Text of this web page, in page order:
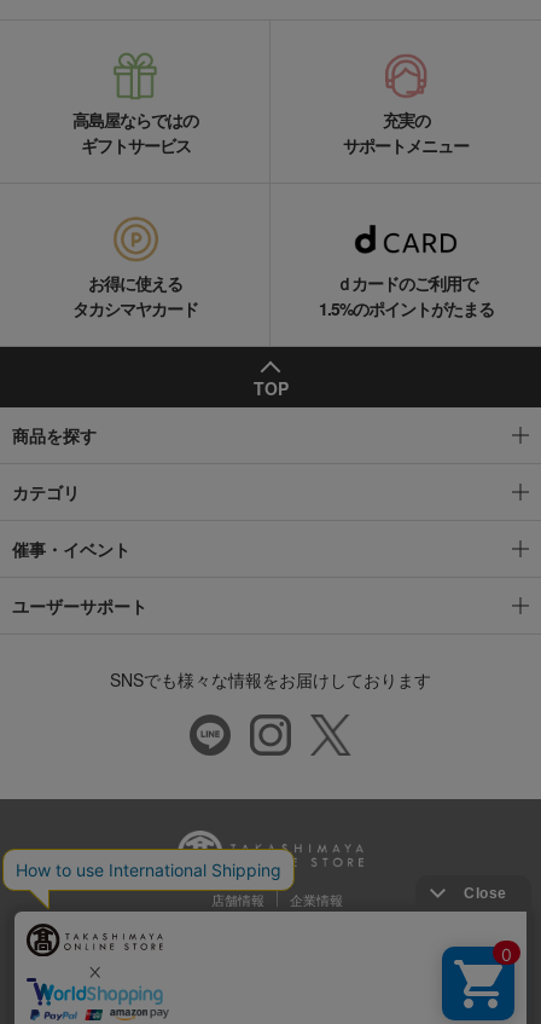
高島屋ならではの
ギフトサービス
充実の
サポートメニュー
お得に使える
タカシマヤカード
ｄカードのご利用で
1.5%のポイントがたまる
TOP
商品を探す
カテゴリ
催事・イベント
ユーザーサポート
SNSでも様々な情報をお届けしております
店舗情報 企業情報
推奨環境 特定商取引法に基づく表示
プライバシーポリシー
Cookie等の第三者提供について
ウェブアクセシビリティ方針